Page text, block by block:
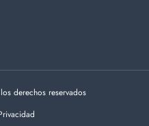
derechos reservados